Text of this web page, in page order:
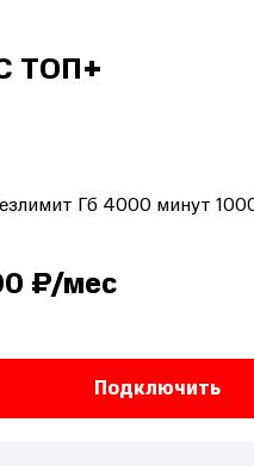
ТОП+
Гб 4000 минут
₽/мес
Подключить